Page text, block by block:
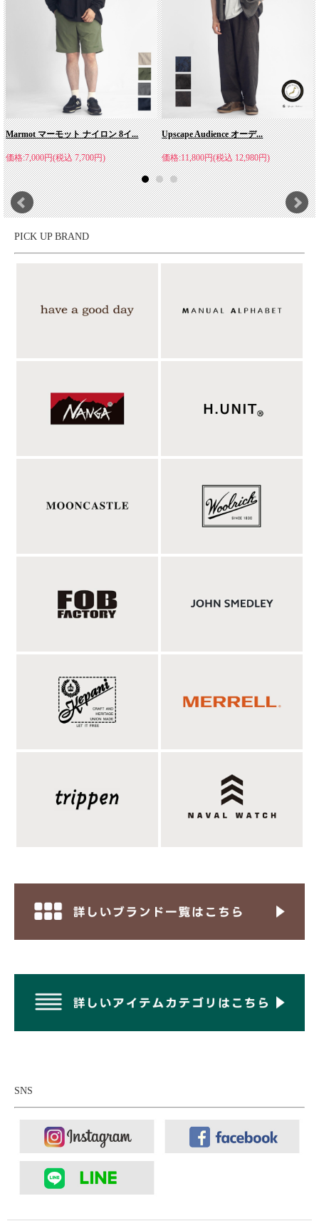
KELEN(ケレン)
「10年後も変わらず着られる」をコンセプトに、ワーク・ミリタ
リー・ヴィンテージウェアの伝統的な技術やディテール、シルエ
ットをベースに、現代的なトレンドと今の気分をさりげなく織り
交ぜたアイテムを展開。時を超えて愛される本質的なスタイル
に、ほんの少しの"今"をプラスする。"KELEN（ケレン）"は、流
行に流されず、日常に寄り添うニュースタンダードを提案してく
れます。
リラックス感のある穿き心地を演出。フロントに施した2タック
によって程よい立体感が生まれ、ワイドシルエットながらもすっ
きりとした印象に仕上げています。ウエストは総ゴム仕様で快適
りげないアクセントになるベース型のパッチポケットをプラス。
シンプルなデザインの中に実用性もしっかり備え、細かなストラ
イプ柄が上品な印象を演出するため、柄物ながらデイリーにも取
地を使用し、さらりとした肌触りと軽やかな穿き心地が魅力。通
なるため肌離れしやすく、汗ばむ季節でも快適に着用していただ
入れやすいアイテムとなっています。
Marmot マーモット ナイロン 8イ...
価格:7,000円(税込 7,700円)
Upscape Audience オーデ...
価格:11,800円(税込 12,980円)
PICK UP BRAND
SNS